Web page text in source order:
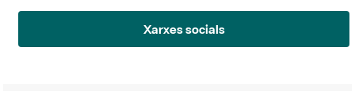
Xarxes socials